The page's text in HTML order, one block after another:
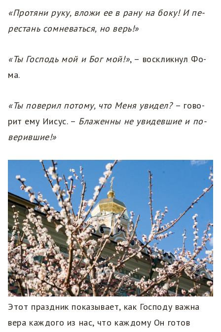
«Про­тя­ни ру­ку, вло­жи ее в ра­ну на бо­ку! И пе­
ре­стань со­мне­вать­ся, но верь!»
«Ты Гос­подь мой и Бог мой!», – вос­клик­нул Фо­
ма.
«Ты по­ве­рил по­то­му, что Ме­ня уви­дел? – го­во­
рит ему Иисус. – Бла­жен­ны не уви­дев­шие и по­
ве­рив­шие!»
Этот праздник показывает, как Господу важна
вера каждого из нас, что каждому Он готов